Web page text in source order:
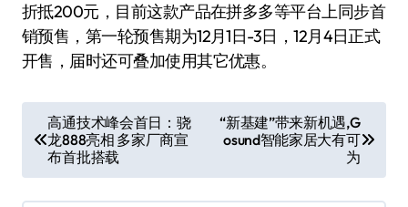
折抵200元，目前这款产品在拼多多等平台上同步首
销预售，第一轮预售期为12月1日-3日，12月4日正式
开售，届时还可叠加使用其它优惠。
章
导
高通技术峰会首日：骁
龙888亮相 多家厂商宣
布首批搭载
“新基建”带来新机遇,G
osund智能家居大有可
为